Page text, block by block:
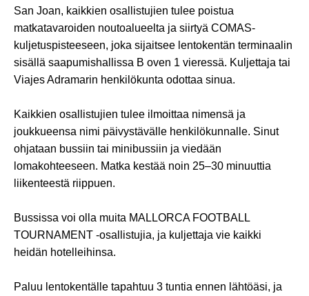
San Joan, kaikkien osallistujien tulee poistua
matkatavaroiden noutoalueelta ja siirtyä COMAS-
kuljetuspisteeseen, joka sijaitsee lentokentän terminaalin
sisällä saapumishallissa B oven 1 vieressä. Kuljettaja tai
Viajes Adramarin henkilökunta odottaa sinua.
Kaikkien osallistujien tulee ilmoittaa nimensä ja
joukkueensa nimi päivystävälle henkilökunnalle. Sinut
ohjataan bussiin tai minibussiin ja viedään
lomakohteeseen. Matka kestää noin 25–30 minuuttia
liikenteestä riippuen.
Bussissa voi olla muita MALLORCA FOOTBALL
TOURNAMENT -osallistujia, ja kuljettaja vie kaikki
heidän hotelleihinsa.
Paluu lentokentälle tapahtuu 3 tuntia ennen lähtöäsi, ja